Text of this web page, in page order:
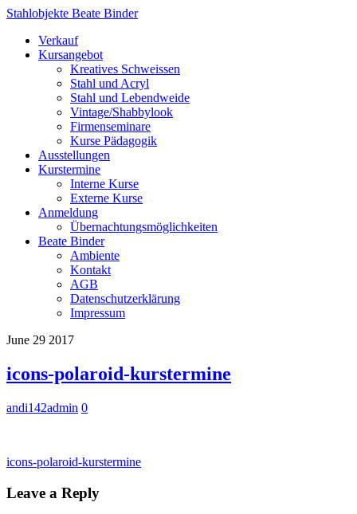
Stahlobjekte Beate Binder
Verkauf
Kursangebot
Kreatives Schweissen
Stahl und Acryl
Stahl und Lebendweide
Vintage/Shabbylook
Firmenseminare
Kurse Pädagogik
Ausstellungen
Kurstermine
Interne Kurse
Externe Kurse
Anmeldung
Übernachtungsmöglichkeiten
Beate Binder
Ambiente
Kontakt
AGB
Datenschutzerklärung
Impressum
June 29 2017
icons-polaroid-kurstermine
andi142admin 0
icons-polaroid-kurstermine
Leave a Reply